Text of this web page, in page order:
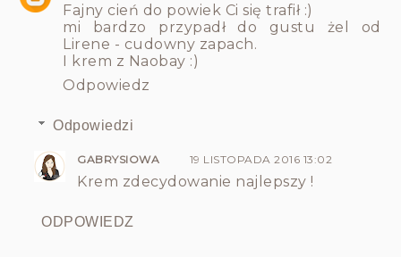
Fajny cień do powiek Ci się trafił :)
mi bardzo przypadł do gustu żel od
Lirene - cudowny zapach.
I krem z Naobay :)
Odpowiedz
Odpowiedzi
GABRYSIOWA 19 LISTOPADA 2016 13:02
Krem zdecydowanie najlepszy !
ODPOWIEDZ